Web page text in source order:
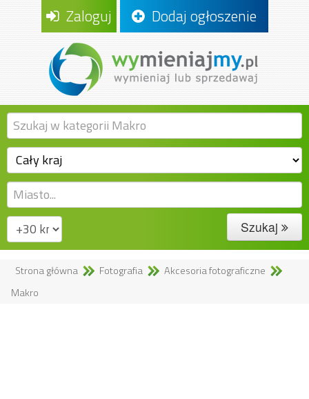
Zaloguj Dodaj ogłoszenie
Szukaj
Strona główna Fotografia
Akcesoria fotograficzne
Makro